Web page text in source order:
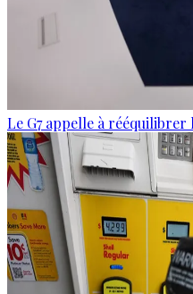
Le G7 appelle à